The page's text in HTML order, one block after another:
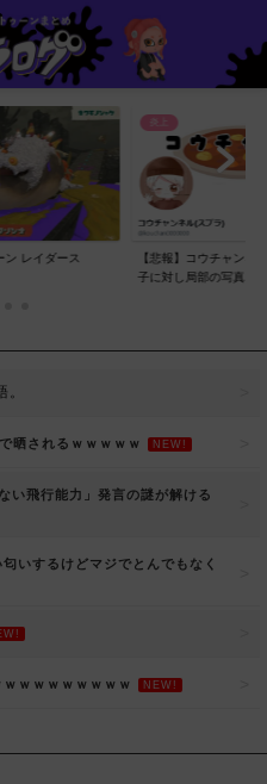
ン レイダース
【悲報】コウチャンネ
子に対し局部の写真...
晒されるｗｗｗｗｗ NEW!
い飛行能力」発言の謎が解ける
いするけどマジでとんでもなく
ｗｗｗｗｗｗｗｗ NEW!